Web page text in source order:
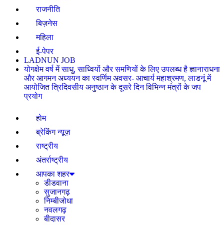
राजनीति
बिज़नेस
महिला
ई-पेपर
LADNUN JOB
योगक्षेम वर्ष में साधु, साध्वियों और समणियों के लिए उपलब्ध है ज्ञानाराधना
और आगमन अध्ययन का स्वर्णिम अवसर- आचार्य महाश्रमण, लाडनूं में
आयोजित त्रिदिवसीय अनुष्ठान के दूसरे दिन विभिन्न मंत्रों के जप
प्रयोग
होम
ब्रेकिंग न्यूज़
राष्ट्रीय
अंतर्राष्ट्रीय
आपका शहर
डीडवाना
सुजानगढ़
निम्बीजोधा
नवलगढ़
बीदासर